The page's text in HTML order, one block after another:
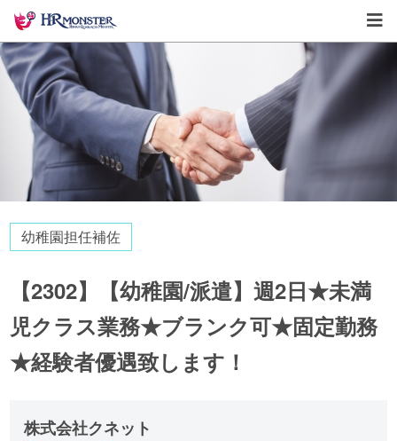
幼稚園担任補佐
【2302】【幼稚園/派遣】週2日★未満
児クラス業務★ブランク可★固定勤務
★経験者優遇致します！
株式会社クネット